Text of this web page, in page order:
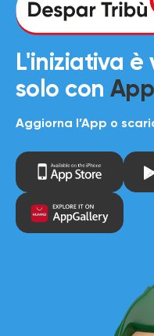
L'iniziativa è
solo con
Aggiorna l’App o